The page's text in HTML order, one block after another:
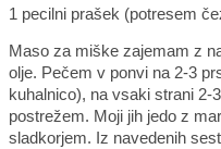
1 pecilni prašek (potresem
Maso za miške zajemam z
olje. Pečem v ponvi na 2-3
kuhalnico), na vsaki strani 2-
postrežem. Moji jih jedo z
sladkorjem. Iz navedenih